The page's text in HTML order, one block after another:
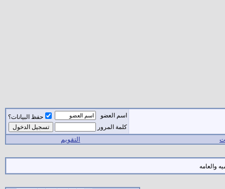
اسم العضو
حفظ البيانات؟
كلمة المرور
التقويم